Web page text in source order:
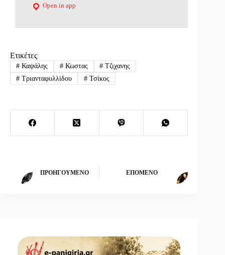
Open in app
Ετικέτες
#Καψάλης #Κωστας # Τζιχανης
#Τριανταφυλλίδου #Τσίκος
ΠΡΟΗΓΟΎΜΕΝΟ ΕΠΌΜΕΝΟ